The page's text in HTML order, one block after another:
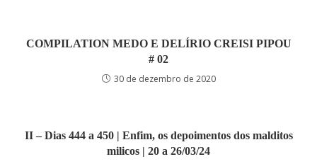
COMPILATION MEDO E DELÍRIO CREISI PIPOU
# 02
30 de dezembro de 2020
II – Dias 444 a 450 | Enfim, os depoimentos dos malditos
milicos | 20 a 26/03/24